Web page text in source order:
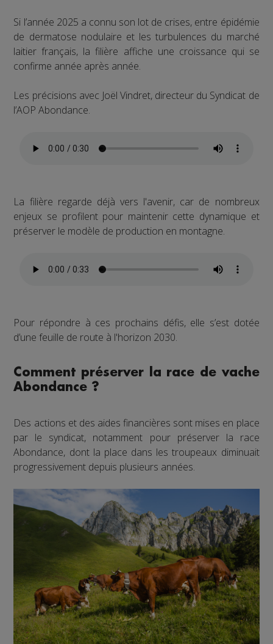
Si l’année 2025 a connu son lot de crises, entre épidémie
de dermatose nodulaire et les turbulences du marché
laitier français, la filière affiche une croissance qui se
confirme année après année.
Les précisions avec Joël Vindret, directeur du Syndicat de
l’AOP Abondance.
La filière regarde déjà vers l'avenir, car de nombreux
enjeux se profilent pour maintenir cette dynamique et
préserver le modèle de production en montagne.
Pour répondre à ces prochains défis, elle s’est dotée
d’une feuille de route à l'horizon 2030.
Comment préserver la race de vache
Abondance ?
Des actions et des aides financières sont mises en place
par le syndicat, notamment pour préserver la race
Abondance, dont la place dans les troupeaux diminuait
progressivement depuis plusieurs années.